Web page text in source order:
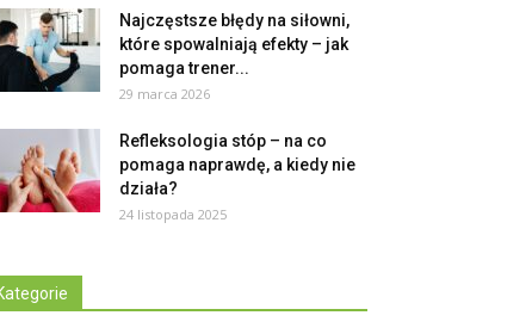
Najczęstsze błędy na siłowni,
które spowalniają efekty – jak
pomaga trener...
29 marca 2026
Refleksologia stóp – na co
pomaga naprawdę, a kiedy nie
działa?
24 listopada 2025